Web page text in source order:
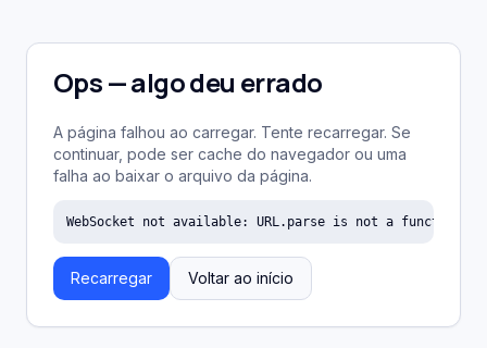
Ops — algo deu errado
A página falhou ao carregar. Tente recarregar. Se
continuar, pode ser cache do navegador ou uma
falha ao baixar o arquivo da página.
WebSocket not available: URL.parse is not a function
Recarregar Voltar ao início